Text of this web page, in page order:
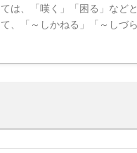
ては、「嘆く」「困る」など
て、「～しかねる」「～しづ